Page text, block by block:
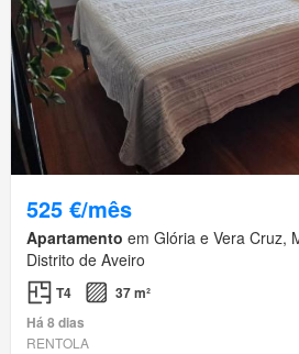
525 €/mês
Apartamento em Glória e Vera Cruz,
Distrito de Aveiro
T4
37 m²
Há 8 dias
RENTOLA